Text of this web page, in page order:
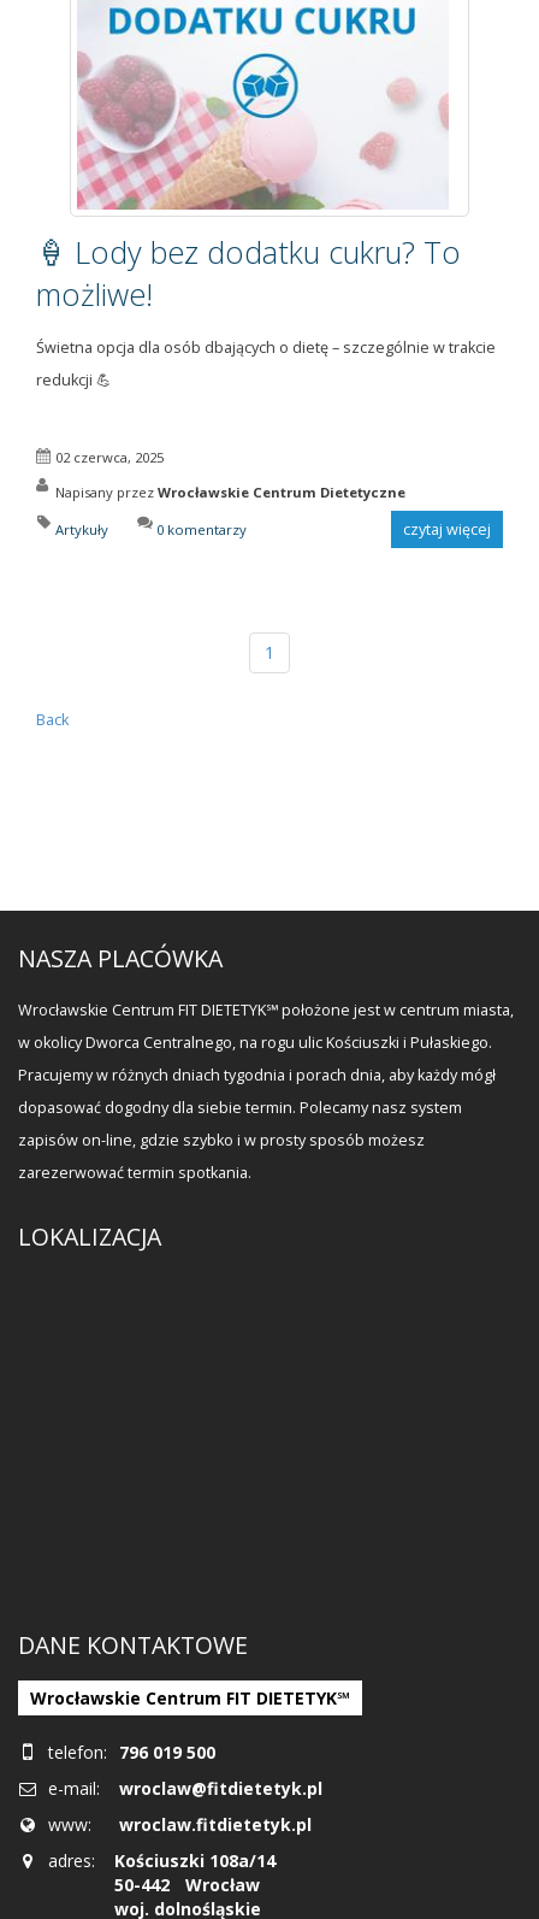
🍦 Lody bez dodatku cukru? To
możliwe!
Świetna opcja dla osób dbających o dietę – szczególnie w trakcie
redukcji 💪
02 czerwca, 2025
Napisany przez Wrocławskie Centrum Dietetyczne
Artykuły 0 komentarzy czytaj więcej
1
Back
NASZA PLACÓWKA
Wrocławskie Centrum FIT DIETETYK℠ położone jest w centrum miasta,
w okolicy Dworca Centralnego, na rogu ulic Kościuszki i Pułaskiego.
Pracujemy w różnych dniach tygodnia i porach dnia, aby każdy mógł
dopasować dogodny dla siebie termin. Polecamy nasz system
zapisów on-line, gdzie szybko i w prosty sposób możesz
zarezerwować termin spotkania.
LOKALIZACJA
DANE KONTAKTOWE
Wrocławskie Centrum FIT DIETETYK℠
telefon:
796 019 500
e-mail:
wroclaw@fitdietetyk.pl
www:
wroclaw.fitdietetyk.pl
adres:
Kościuszki 108a/14
50-442
Wrocław
woj. dolnośląskie